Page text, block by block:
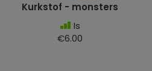
Kurkstof - monsters
Is
€6.00